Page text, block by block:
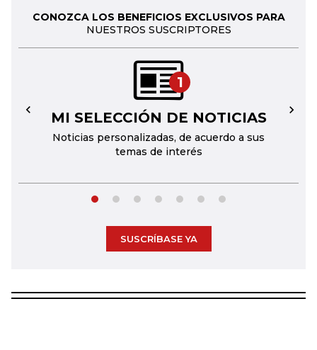
CONOZCA LOS BENEFICIOS EXCLUSIVOS PARA
NUESTROS SUSCRIPTORES
1
MI SELECCIÓN DE NOTICIAS
Noticias personalizadas, de acuerdo a sus
temas de interés
← →
SUSCRÍBASE YA